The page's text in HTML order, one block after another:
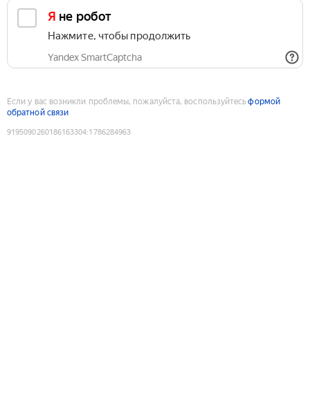
Я не робот
Нажмите, чтобы продолжить
Yandex SmartCaptcha
Если у вас возникли проблемы, пожалуйста, воспользуйтесьформой
обратной связи
9195090260186163304:1786284963